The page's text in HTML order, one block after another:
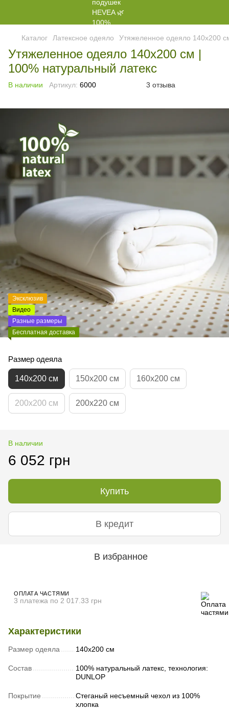
Каталог Латексное одеяло Утяжеленное одеяло 140x200
Утяжеленное одеяло 140x200 см |
100% натуральный латекс
В наличии Артикул: 6000 3 отзыва
Эксклюзив
Видео
Разные размеры
Бесплатная доставка
Размер одеяла
140х200 см 150х200 см 160х200 см
200х200 см 200х220 см
В наличии
6 052 грн
Купить
В кредит
В избранное
ОПЛАТА ЧАСТЯМИ
3 платежа по 2 017.33 грн
Характеристики
Размер одеяла 140х200 см
Состав
100% натуральный латекс, технология:
DUNLOP
Покрытие
Стеганый несъемный чехол из 100%
хлопка